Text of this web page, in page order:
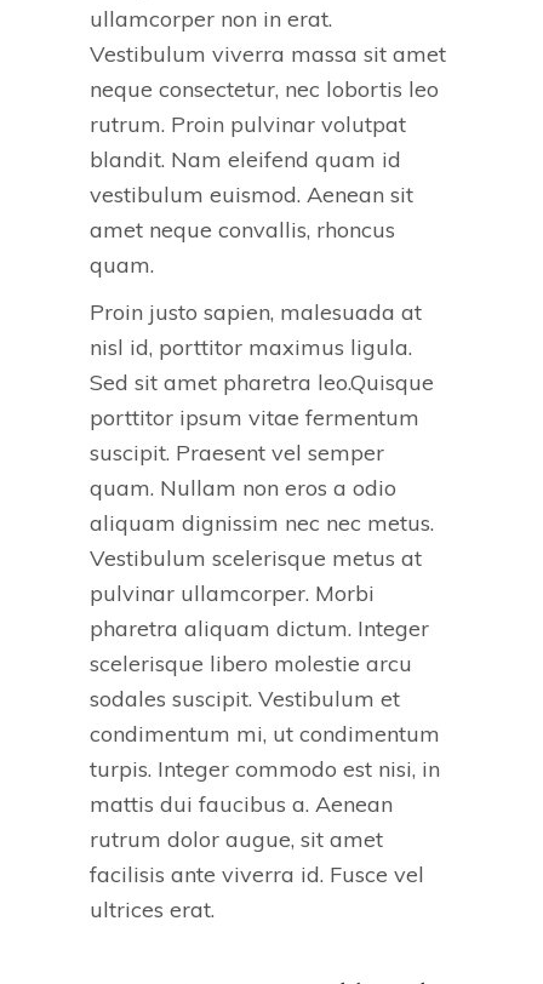
ullamcorper non in erat.
Vestibulum viverra massa sit amet
neque consectetur, nec lobortis leo
rutrum. Proin pulvinar volutpat
blandit. Nam eleifend quam id
vestibulum euismod. Aenean sit
amet neque convallis, rhoncus
quam.
Proin justo sapien, malesuada at
nisl id, porttitor maximus ligula.
Sed sit amet pharetra leo.Quisque
porttitor ipsum vitae fermentum
suscipit. Praesent vel semper
quam. Nullam non eros a odio
aliquam dignissim nec nec metus.
Vestibulum scelerisque metus at
pulvinar ullamcorper. Morbi
pharetra aliquam dictum. Integer
scelerisque libero molestie arcu
sodales suscipit. Vestibulum et
condimentum mi, ut condimentum
turpis. Integer commodo est nisi, in
mattis dui faucibus a. Aenean
rutrum dolor augue, sit amet
facilisis ante viverra id. Fusce vel
ultrices erat.